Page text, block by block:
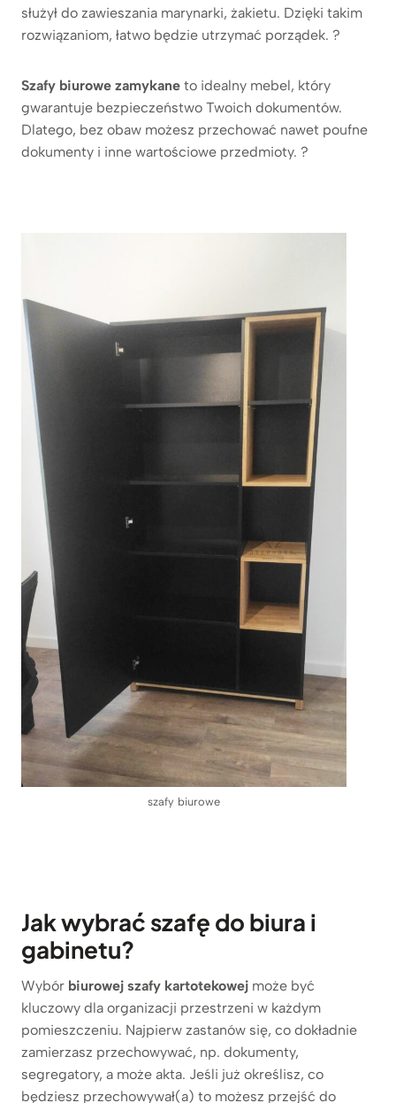
służył do zawieszania marynarki, żakietu. Dzięki takim
rozwiązaniom, łatwo będzie utrzymać porządek. ?
Szafy biurowe zamykane to idealny mebel, który
gwarantuje bezpieczeństwo Twoich dokumentów.
Dlatego, bez obaw możesz przechować nawet poufne
dokumenty i inne wartościowe przedmioty. ?
szafy biurowe
Jak wybrać szafę do biura i
gabinetu?
Wybór biurowej szafy kartotekowej może być
kluczowy dla organizacji przestrzeni w każdym
pomieszczeniu. Najpierw zastanów się, co dokładnie
zamierzasz przechowywać, np. dokumenty,
segregatory, a może akta. Jeśli już określisz, co
będziesz przechowywał(a) to możesz przejść do